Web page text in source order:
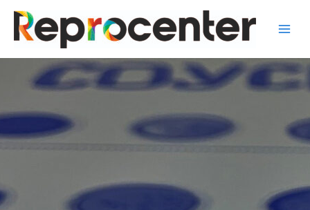
Перейти
содержимому